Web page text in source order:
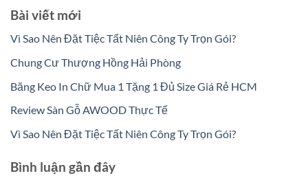
Bài viết mới
Vì Sao Nên Đặt Tiệc Tất Niên Công Ty Trọn Gói?
Chung Cư Thượng Hồng Hải Phòng
Băng Keo In Chữ Mua 1 Tặng 1 Đủ Size Giá Rẻ HCM
Review Sàn Gỗ AWOOD Thực Tế
Vì Sao Nên Đặt Tiệc Tất Niên Công Ty Trọn Gói?
Bình luận gần đây